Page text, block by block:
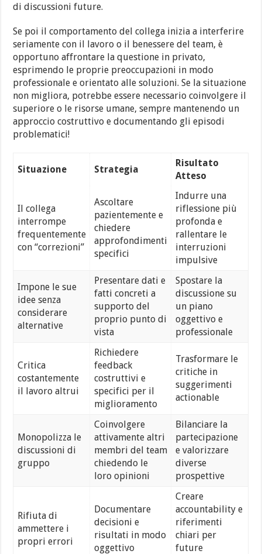
di discussioni future.
Se poi il comportamento del collega inizia a interferire
seriamente con il lavoro o il benessere del team, è
opportuno affrontare la questione in privato,
esprimendo le proprie preoccupazioni in modo
professionale e orientato alle soluzioni. Se la situazione
non migliora, potrebbe essere necessario coinvolgere il
superiore o le risorse umane, sempre mantenendo un
approccio costruttivo e documentando gli episodi
problematici!
Situazione Strategia
Risultato
Atteso
Il collega
interrompe
frequentemente
con “correzioni”
Ascoltare
pazientemente e
chiedere
approfondimenti
specifici
Indurre una
riflessione più
profonda e
rallentare le
interruzioni
impulsive
Impone le sue
idee senza
considerare
alternative
Presentare dati e
fatti concreti a
supporto del
proprio punto di
vista
Spostare la
discussione su
un piano
oggettivo e
professionale
Critica
costantemente
il lavoro altrui
Richiedere
feedback
costruttivi e
specifici per il
miglioramento
Trasformare le
critiche in
suggerimenti
actionable
Monopolizza le
discussioni di
gruppo
Coinvolgere
attivamente altri
membri del team
chiedendo le
loro opinioni
Bilanciare la
partecipazione
e valorizzare
diverse
prospettive
Rifiuta di
ammettere i
propri errori
Documentare
decisioni e
risultati in modo
oggettivo
Creare
accountability e
riferimenti
chiari per
future